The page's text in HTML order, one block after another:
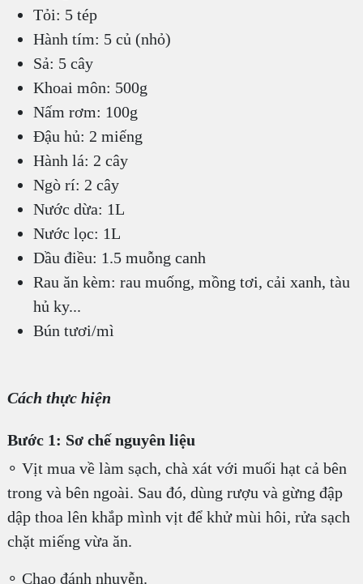
Tỏi: 5 tép
Hành tím: 5 củ (nhỏ)
Sả: 5 cây
Khoai môn: 500g
Nấm rơm: 100g
Đậu hủ: 2 miếng
Hành lá: 2 cây
Ngò rí: 2 cây
Nước dừa: 1L
Nước lọc: 1L
Dầu điều: 1.5 muỗng canh
Rau ăn kèm: rau muống, mồng tơi, cải xanh, tàu
hủ ky...
Bún tươi/mì
Cách thực hiện
Bước 1: Sơ chế nguyên liệu
∘ Vịt mua về làm sạch, chà xát với muối hạt cả bên
trong và bên ngoài. Sau đó, dùng rượu và gừng đập
dập thoa lên khắp mình vịt để khử mùi hôi, rửa sạch
chặt miếng vừa ăn.
∘ Chao đánh nhuyễn.